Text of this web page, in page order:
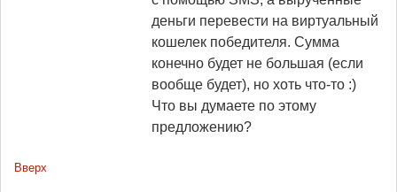
деньги перевести на виртуальный
кошелек победителя. Сумма
конечно будет не большая (если
вообще будет), но хоть что-то :)
Что вы думаете по этому
предложению?
Вверх